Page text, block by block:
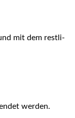
mit dem rest­li­
werden.